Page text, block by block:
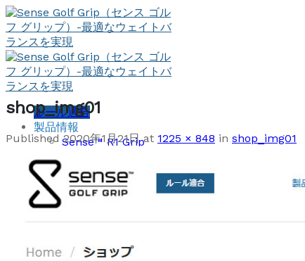
Skip
to
content
ルール適合
製品情報
Sense™ R1 Grip
S.A.W.™ System
ショップ
取付時のご注意
お問い合わせ
shop_img01
Published2020年1月21日at 1225 × 848 in shop_img01